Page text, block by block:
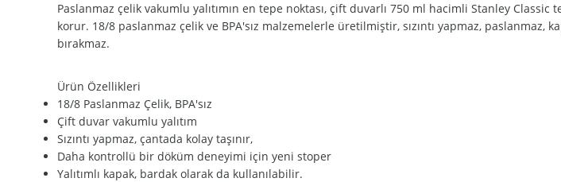
Paslanmaz çelik vakumlu yalıtımın en tepe noktası, çift duvarlı 750 ml hacimli Stanley
korur. 18/8 paslanmaz çelik ve BPA'sız malzemelerle üretilmiştir, sızıntı yapmaz,
bırakmaz.
Ürün Özellikleri
18/8 Paslanmaz Çelik, BPA'sız
Çift duvar vakumlu yalıtım
Sızıntı yapmaz, çantada kolay taşınır,
Daha kontrollü bir döküm deneyimi için yeni stoper
Yalıtımlı kapak, bardak olarak da kullanılabilir.